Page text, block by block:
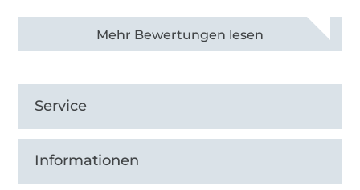
Alle 82950 Bewertungen ansehen
Service
Informationen